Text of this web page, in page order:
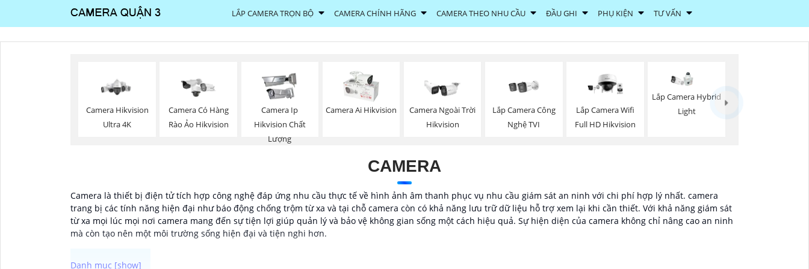
LẮP CAMERA TRỌN BỘ CAMERA CHÍNH HÃNG CAMERA THEO NHU CẦU ĐẦU GHI PHỤ KIỆN TƯ VẤN
Camera Hikvision
Ultra 4K
Camera Có Hàng
Rào Ảo Hikvision
Camera Ip
Hikvision Chất
Lượng
Camera Ai Hikvision
Camera Ngoài Trời
Hikvision
Lắp Camera Công
Nghệ TVI
Lắp Camera Wifi
Full HD Hikvision
Lắp Camera Hybrid
Light
CAMERA
Camera là thiết bị điện tử tích hợp công nghệ đáp ứng nhu cầu thực tế về hình ảnh âm thanh phục vụ nhu cầu giám sát an ninh với chi phí hợp lý nhất. camera
trang bị các tính năng hiện đại như báo động chống trộm từ xa và tại chỗ camera còn có khả năng lưu trữ dữ liệu hỗ trợ xem lại khi cần thiết. Với khả năng giám sát
từ xa mọi lúc mọi nơi camera mang đến sự tiện lợi giúp quản lý và bảo vệ không gian sống một cách hiệu quả. Sự hiện diện của camera không chỉ nâng cao an ninh
mà còn tạo nên một môi trường sống hiện đại và tiện nghi hơn.